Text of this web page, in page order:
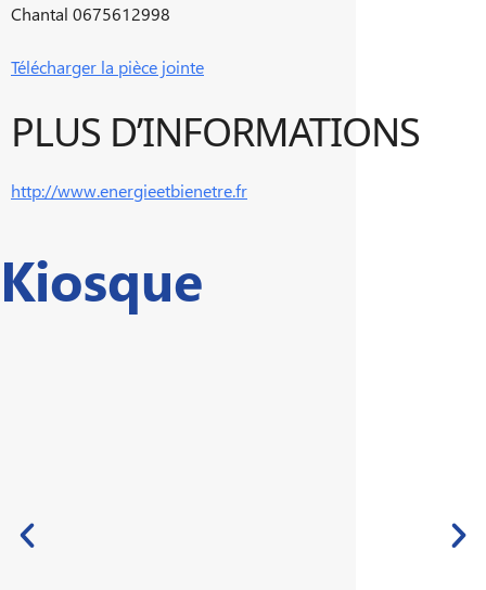
Chantal 0675612998
Télécharger la pièce jointe
PLUS D’INFORMATIONS
http://www.energieetbienetre.fr
Kiosque